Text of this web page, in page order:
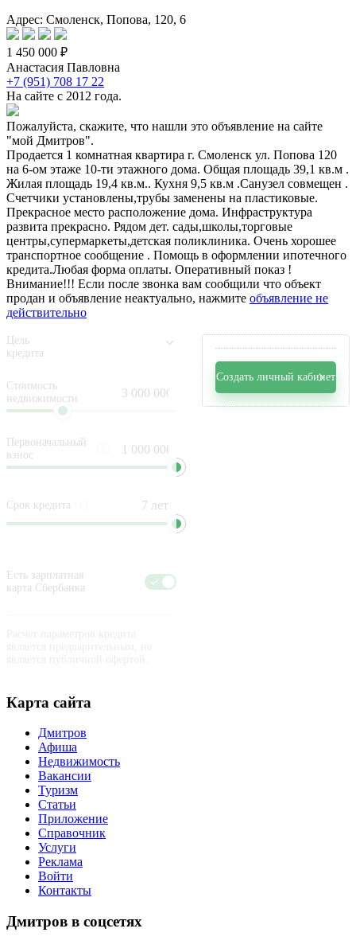
Адрес: Смоленск, Попова, 120, 6
1 450 000 ₽
Анастасия Павловна
+7 (951) 708 17 22
На сайте с 2012 года.
Пожалуйста, скажите, что нашли это объявление на сайте
"мой Дмитров".
Продается 1 комнатная квартира г. Смоленск ул. Попова 120
на 6-ом этаже 10-ти этажного дома. Общая площадь 39,1 кв.м .
Жилая площадь 19,4 кв.м.. Кухня 9,5 кв.м .Санузел совмещен .
Счетчики установлены,трубы заменены на пластиковые.
Прекрасное место расположение дома. Инфраструктура
развита прекрасно. Рядом дет. сады,школы,торговые
центры,супермаркеты,детская поликлиника. Очень хорошее
транспортное сообщение . Помощь в оформлении ипотечного
кредита.Любая форма оплаты. Оперативный показ !
Внимание!!! Если после звонка вам сообщили что объект
продан и объявление неактуально, нажмите объявление не
действительно
Цель
кредита
Стоимость
недвижимости
Первоначальный
взнос
Срок кредита
Есть зарплатная
карта Сбербанка
Создать личный кабинет
Карта сайта
Дмитров
Афиша
Недвижимость
Вакансии
Туризм
Статьи
Приложение
Справочник
Услуги
Реклама
Войти
Контакты
Дмитров в соцсетях